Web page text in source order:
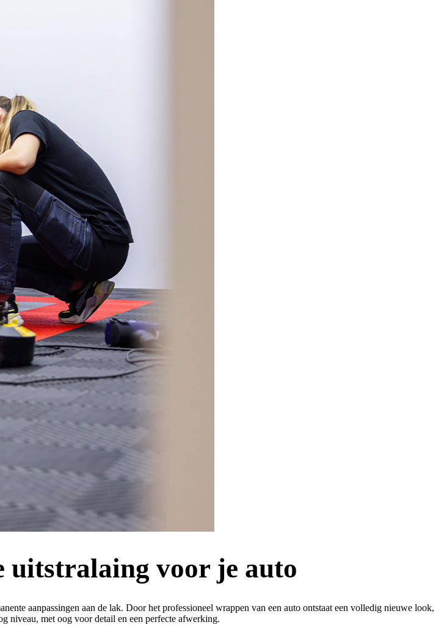
uitstralaing voor je auto
aanpassingen aan de lak. Door het professioneel wrappen van een auto ontstaat een volledig nieuwe look,
niveau, met oog voor detail en een perfecte afwerking.